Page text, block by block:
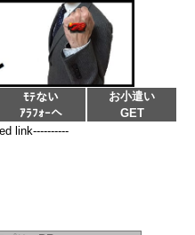
ﾓﾃない
ｱﾗﾌｫｰへ
お小遣い
GET
link----------